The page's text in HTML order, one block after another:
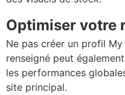
Optimiser votre
Ne pas créer un profil
renseigné peut
les performances
site principal.